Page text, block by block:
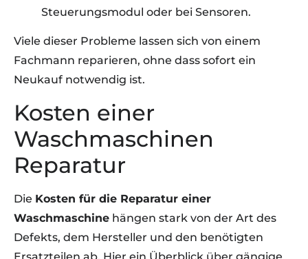
Steuerungsmodul oder bei Sensoren.
Viele dieser Probleme lassen sich von einem
Fachmann reparieren, ohne dass sofort ein
Neukauf notwendig ist.
Kosten einer
Waschmaschinen
Reparatur
Die Kosten für die Reparatur einer
Waschmaschine hängen stark von der Art des
Defekts, dem Hersteller und den benötigten